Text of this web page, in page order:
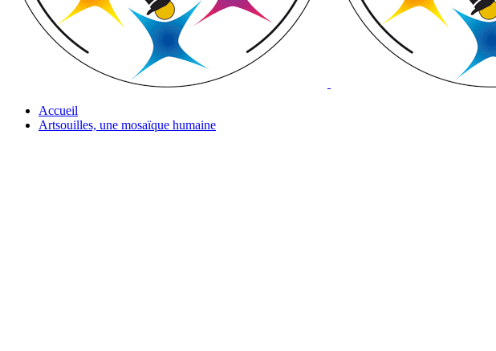
Accueil
Artsouilles, une mosaïque humaine